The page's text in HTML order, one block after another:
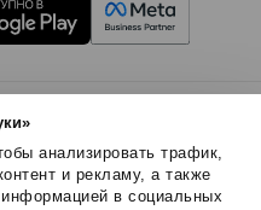
анализировать трафик,
и рекламу, а также
в социальных